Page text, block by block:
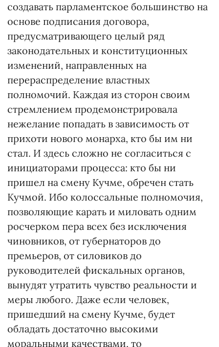
создавать парламентское большинство на
основе подписания договора,
предусматривающего целый ряд
законодательных и конституционных
изменений, направленных на
перераспределение властных
полномочий. Каждая из сторон своим
стремлением продемонстрировала
нежелание попадать в зависимость от
прихоти нового монарха, кто бы им ни
стал. И здесь сложно не согласиться с
инициаторами процесса: кто бы ни
пришел на смену Кучме, обречен стать
Кучмой. Ибо колоссальные полномочия,
позволяющие карать и миловать одним
росчерком пера всех без исключения
чиновников, от губернаторов до
премьеров, от силовиков до
руководителей фискальных органов,
вынудят утратить чувство реальности и
меры любого. Даже если человек,
пришедший на смену Кучме, будет
обладать достаточно высокими
моральными качествами, то